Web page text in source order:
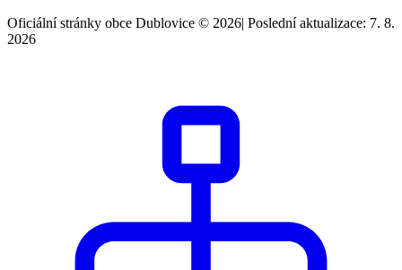
Oficiální stránky obce Dublovice © 2026| Poslední aktualizace: 7. 8.
2026